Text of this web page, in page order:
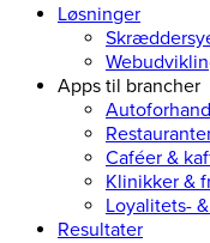
Løsninger
Apps til brancher
Caféer &
Klinikker &
Loyalitets-
Resultater